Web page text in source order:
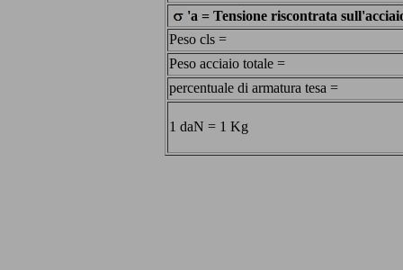
'a = Tensione riscontrata
Peso cls =
Peso acciaio totale =
percentuale di armatura tesa =
1 daN = 1 Kg